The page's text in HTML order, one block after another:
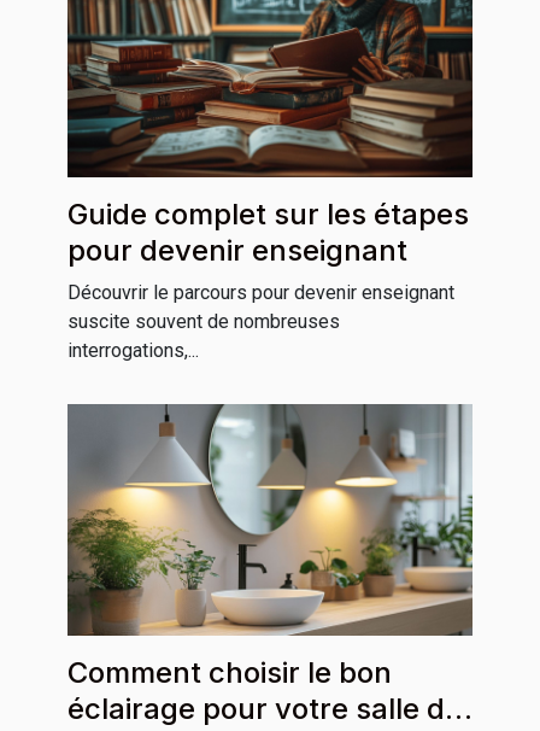
Guide complet sur les étapes
pour devenir enseignant
Découvrir le parcours pour devenir enseignant
suscite souvent de nombreuses
interrogations,...
Comment choisir le bon
éclairage pour votre salle de